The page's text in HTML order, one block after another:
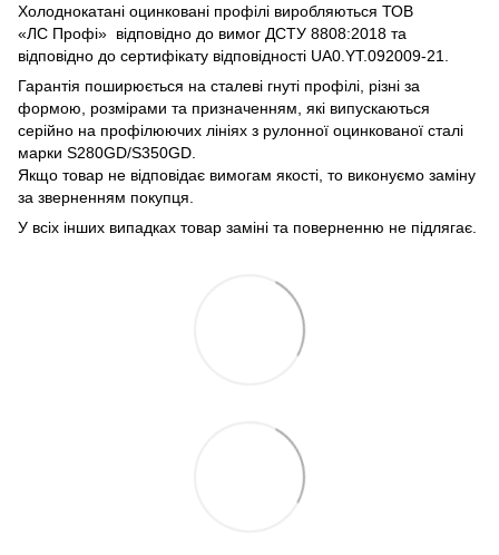
Холоднокатані оцинковані профілі виробляються ТОВ
«ЛC Профі» відповідно до вимог ДСТУ 8808:2018 та
відповідно до сертифікату відповідності UA0.YT.092009-21.
Гарантія поширюється на сталеві гнуті профілі, різні за
формою, розмірами та призначенням, які випускаються
серійно на профілюючих лініях з рулонної оцинкованої сталі
марки S280GD/S350GD.
Якщо товар не відповідає вимогам якості, то виконуємо заміну
за зверненням покупця.
У всіх інших випадках товар заміні та поверненню не підлягає.